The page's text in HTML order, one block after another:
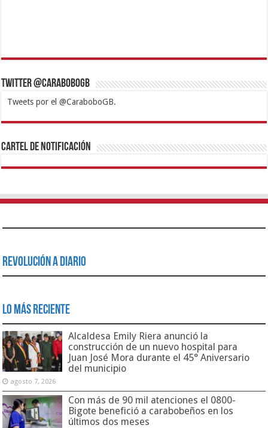
Twitter @CaraboboGB
Tweets por el @CaraboboGB.
1xbetBetturkeyBetistKralbetSupertotobetTipobetMatadorbetMariobet
https://mvbcasino.com/
Cartel de Notificación
Revolución a Diario
Lo Más Reciente
Alcaldesa Emily Riera anunció la
construcción de un nuevo hospital para
Juan José Mora durante el 45° Aniversario
del municipio
agosto 7, 2026
Con más de 90 mil atenciones el 0800-
Bigote benefició a carabobeños en los
últimos dos meses